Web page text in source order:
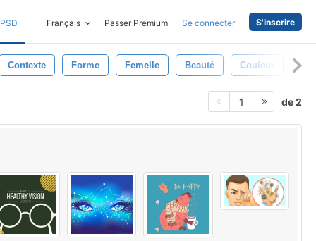
PSD Français Passer Premium Se connecter S'inscrire
Contexte Forme Femelle Beauté Couleur
1 de 2